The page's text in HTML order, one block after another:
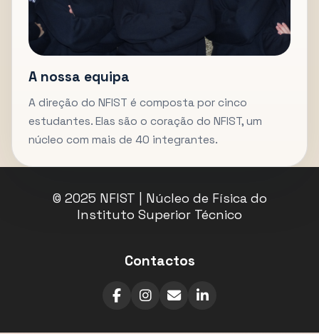
A nossa equipa
A direção do NFIST é composta por cinco
estudantes. Elas são o coração do NFIST, um
núcleo com mais de 40 integrantes.
© 2025 NFIST | Núcleo de Física do
Instituto Superior Técnico
Contactos